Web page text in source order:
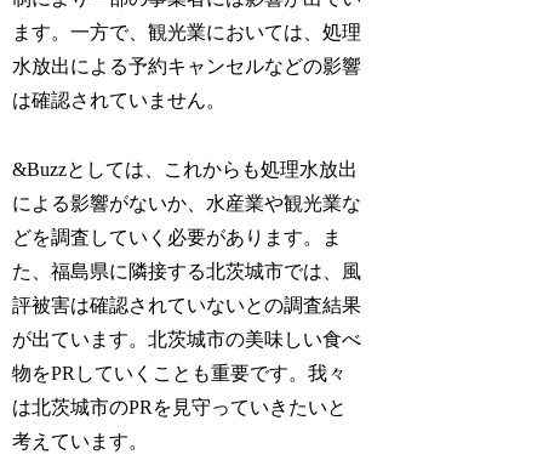
ます。一方で、観光業においては、処理
水放出による予約キャンセルなどの影響
は確認されていません。
&Buzzとしては、これからも処理水放出
による影響がないか、水産業や観光業な
どを調査していく必要があります。ま
た、福島県に隣接する北茨城市では、風
評被害は確認されていないとの調査結果
が出ています。北茨城市の美味しい食べ
物をPRしていくことも重要です。我々
は北茨城市のPRを見守っていきたいと
考えています。